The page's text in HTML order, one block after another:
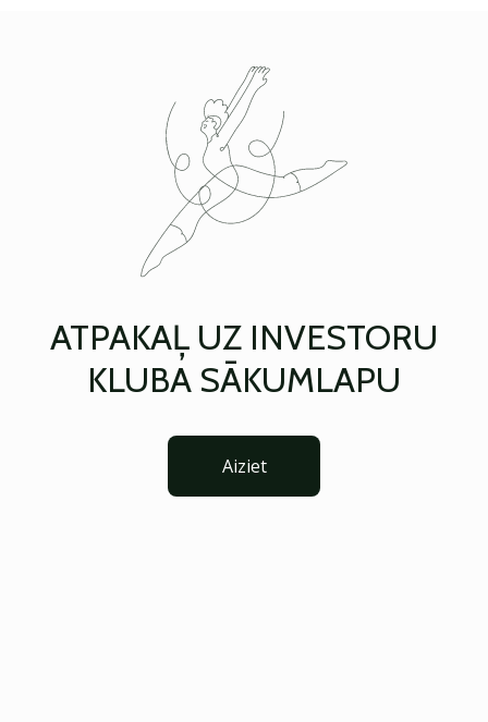
ATPAKAĻ UZ INVESTORU
KLUBA SĀKUMLAPU
Aiziet